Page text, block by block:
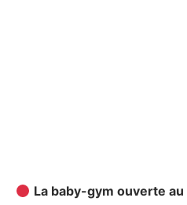
La baby-gym ouverte au